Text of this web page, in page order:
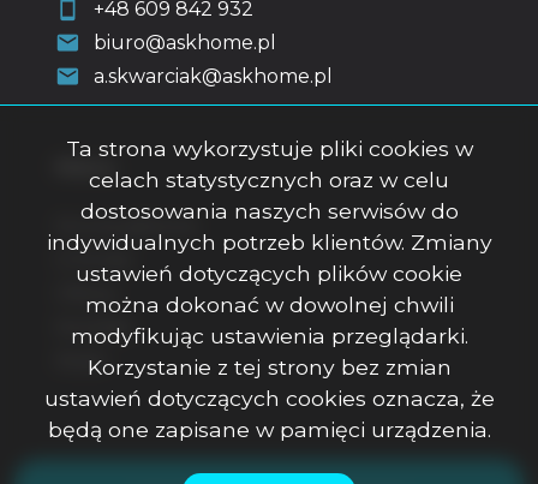
+48 609 842 932
biuro@askhome.pl
a.skwarciak@askhome.pl
Strona główna
O firmie
Kontakt
Rodo
Ta strona wykorzystuje pliki cookies w
celach statystycznych oraz w celu
dostosowania naszych serwisów do
indywidualnych potrzeb klientów. Zmiany
ustawień dotyczących plików cookie
można dokonać w dowolnej chwili
modyfikując ustawienia przeglądarki.
Korzystanie z tej strony bez zmian
ustawień dotyczących cookies oznacza, że
będą one zapisane w pamięci urządzenia.